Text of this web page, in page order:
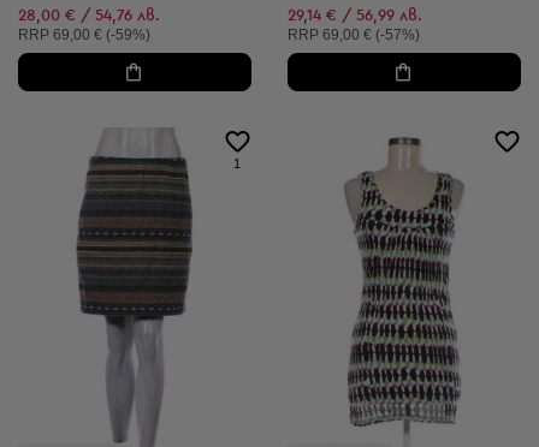
28,00 € / 54,76 лв.
Препоръчителна цена:
RRP 69,00 € (-59%)
29,14 € / 56,99 лв.
Препоръчителна цена:
RRP 69,00 € (-57%)
1